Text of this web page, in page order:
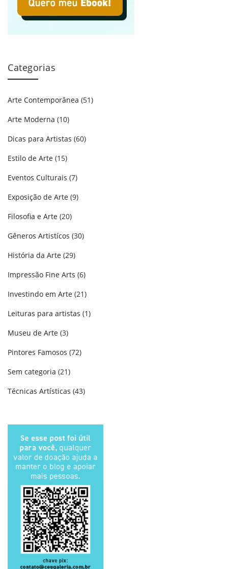
Categorias
Arte Contemporânea (51)
Arte Moderna (10)
Dicas para Artistas (60)
Estilo de Arte (15)
Eventos Culturais (7)
Exposição de Arte (9)
Filosofia e Arte (20)
Gêneros Artistícos (30)
História da Arte (29)
Impressão Fine Arts (6)
Investindo em Arte (21)
Leituras para artistas (1)
Museu de Arte (3)
Pintores Famosos (72)
Sem categoria (21)
Técnicas Artísticas (43)